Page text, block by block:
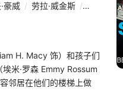
豪威 / 劳拉·威金斯 / 琼·库萨克
H. Macy 饰）和孩子们
米·罗森 Emmy Rossum
邻居在他们的楼梯上做